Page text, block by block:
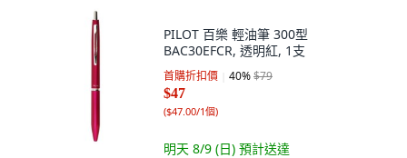
PILOT 百樂 輕油筆 300型
BAC30EFCR, 透明紅, 1支
首購折扣價 40%$79
$47
($47.00/1個)
明天 8/9 (日) 預計送達